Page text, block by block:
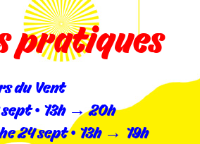
pratiques
du Vent
sept • 13h → 20h
24 sept • 13h → 19h